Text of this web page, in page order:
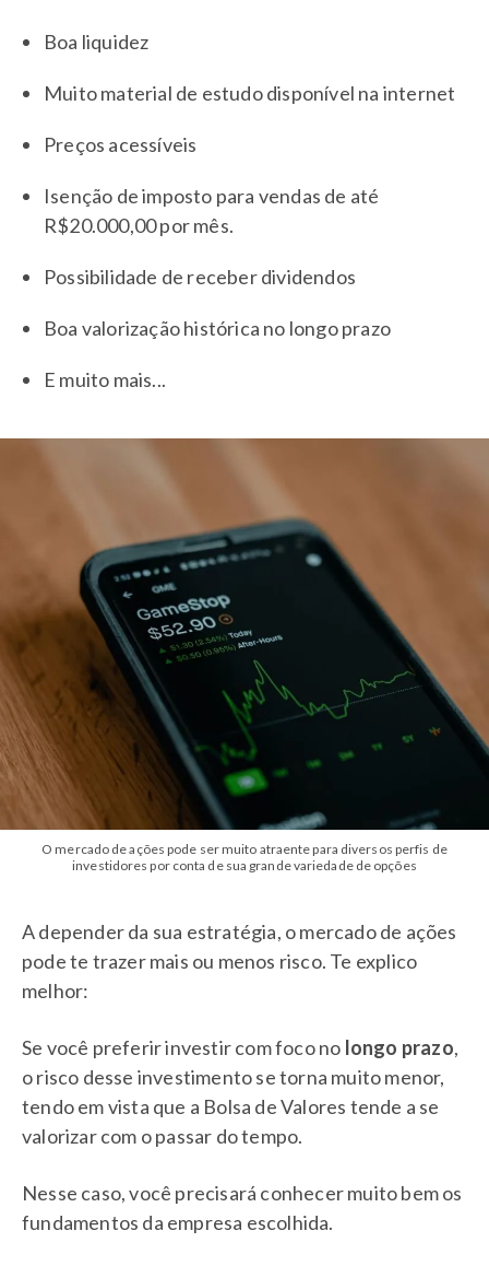
Boa liquidez
Muito material de estudo disponível na internet
Preços acessíveis
Isenção de imposto para vendas de até
R$20.000,00 por mês.
Possibilidade de receber dividendos
Boa valorização histórica no longo prazo
E muito mais...
O mercado de ações pode ser muito atraente para diversos perfis de
investidores por conta de sua grande variedade de opções
A depender da sua estratégia, o mercado de ações
pode te trazer mais ou menos risco. Te explico
melhor:
Se você preferir investir com foco no longo prazo,
o risco desse investimento se torna muito menor,
tendo em vista que a Bolsa de Valores tende a se
valorizar com o passar do tempo.
Nesse caso, você precisará conhecer muito bem os
fundamentos da empresa escolhida.